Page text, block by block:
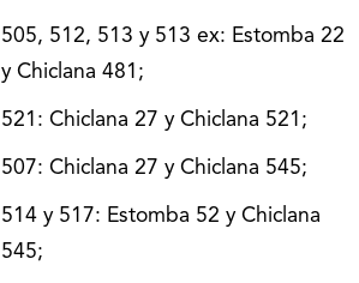
505, 512, 513 y 513 ex: Estomba 22
y Chiclana 481;
521: Chiclana 27 y Chiclana 521;
507: Chiclana 27 y Chiclana 545;
514 y 517: Estomba 52 y Chiclana
545;